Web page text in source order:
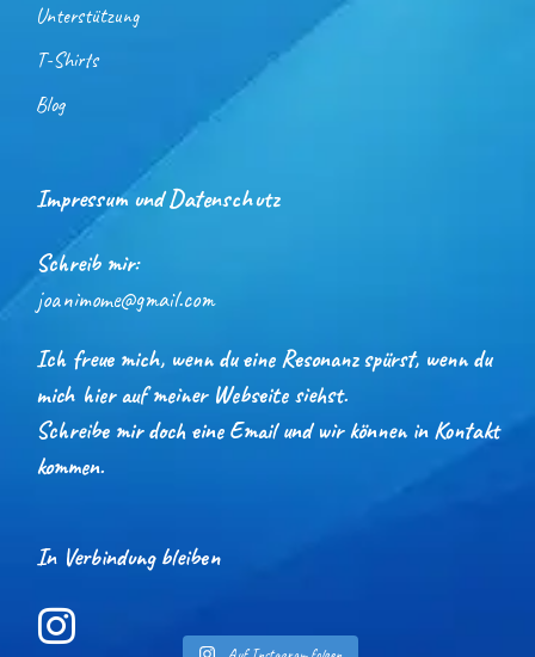
Unterstützung
T-Shirts
Blog
Impressum und Datenschutz
Schreib mir:
joanimome@gmail.com
Ich freue mich, wenn du eine Resonanz spürst, wenn du
mich hier auf meiner Webseite siehst.
Schreibe mir doch eine Email und wir können in Kontakt
kommen.
In Verbindung bleiben